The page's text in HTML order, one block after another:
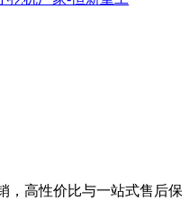
，高性价比与一站式售后保